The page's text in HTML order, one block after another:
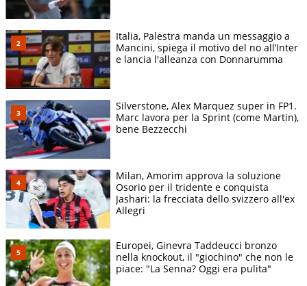
Italia, Palestra manda un messaggio a
Mancini, spiega il motivo del no all’Inter
e lancia l'alleanza con Donnarumma
Silverstone, Alex Marquez super in FP1.
Marc lavora per la Sprint (come Martin),
bene Bezzecchi
Milan, Amorim approva la soluzione
Osorio per il tridente e conquista
Jashari: la frecciata dello svizzero all'ex
Allegri
Europei, Ginevra Taddeucci bronzo
nella knockout, il "giochino" che non le
piace: "La Senna? Oggi era pulita"